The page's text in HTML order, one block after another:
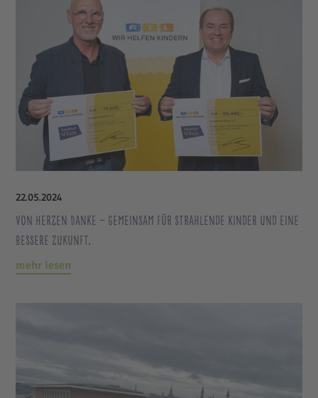
22.05.2024
Von Herzen Danke – Gemeinsam für strahlende Kinder und eine
bessere Zukunft.
mehr lesen